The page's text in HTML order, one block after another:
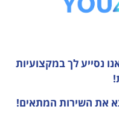
נסייע לך במקצועיות
את השירות המתאים!